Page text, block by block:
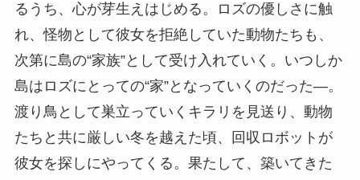
るうち、心が芽生えはじめる。ロズの優しさに触
れ、怪物として彼女を拒絶していた動物たちも、
次第に島の“家族”として受け入れていく。いつしか
島はロズにとっての“家”となっていくのだった―。
渡り鳥として巣立っていくキラリを見送り、動物
たちと共に厳しい冬を越えた頃、回収ロボットが
彼女を探しにやってくる。果たして、築いてきた